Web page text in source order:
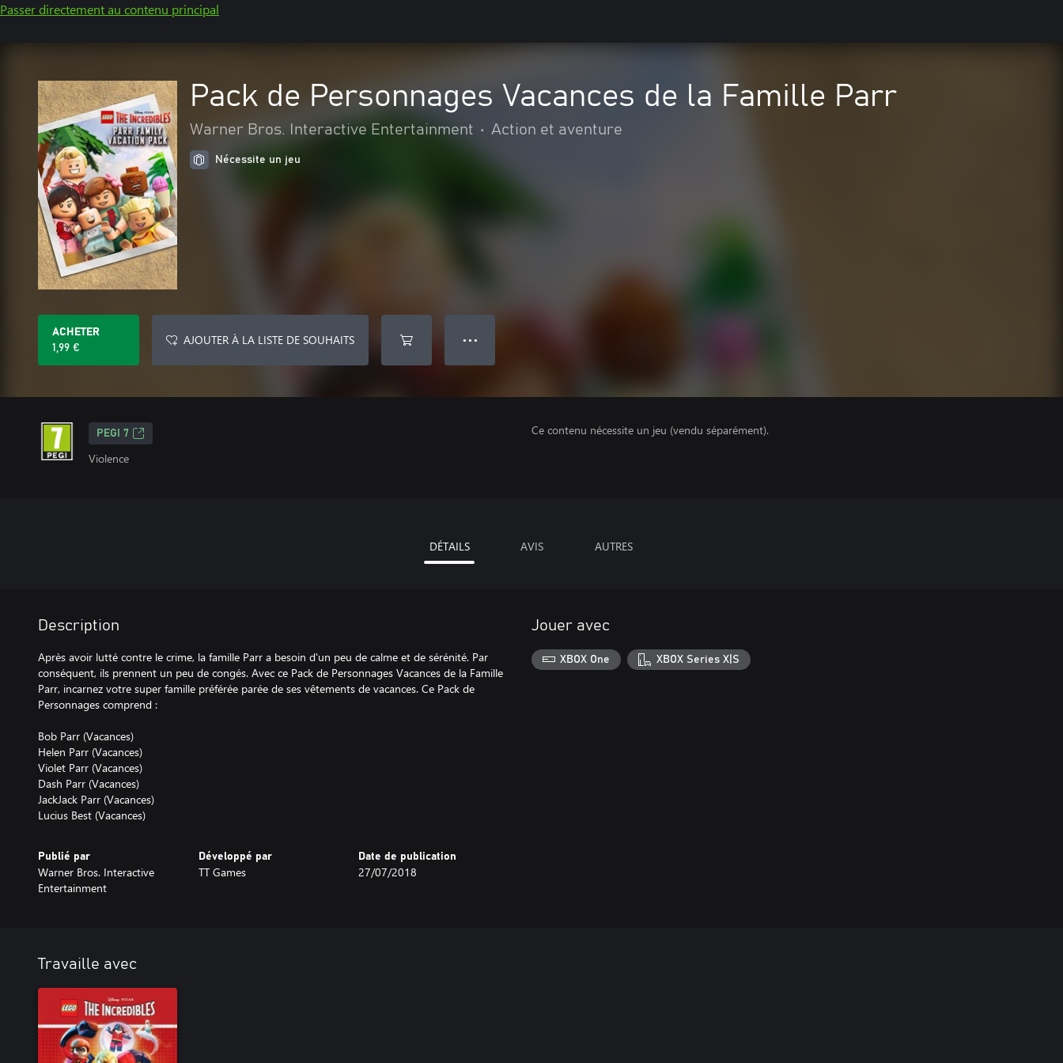
Passer directement au contenu principal
Pack de Personnages Vacances de la Famille Parr
Warner Bros. Interactive Entertainment • Action et aventure
Nécessite un jeu
ACHETER
1,99 €
AJOUTER À LA LISTE DE SOUHAITS ● ● ●
PEGI 7
Violence
Ce contenu nécessite un jeu (vendu séparément).
DÉTAILS AVIS AUTRES
Description
Après avoir lutté contre le crime, la famille Parr a besoin d'un peu de calme et de sérénité. Par
conséquent, ils prennent un peu de congés. Avec ce Pack de Personnages Vacances de la Famille
Parr, incarnez votre super famille préférée parée de ses vêtements de vacances. Ce Pack de
Personnages comprend :
Bob Parr (Vacances)
Helen Parr (Vacances)
Violet Parr (Vacances)
Dash Parr (Vacances)
JackJack Parr (Vacances)
Lucius Best (Vacances)
Publié par
Warner Bros. Interactive
Entertainment
Développé par
TT Games
Date de publication
27/07/2018
Jouer avec
XBOX One XBOX Series X|S
Travaille avec